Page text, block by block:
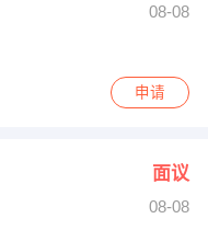
08-08
申请
面议
08-08